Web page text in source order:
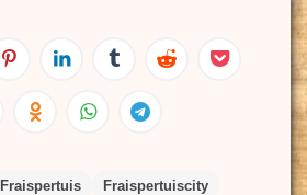
Fraispertuis Fraispertuiscity